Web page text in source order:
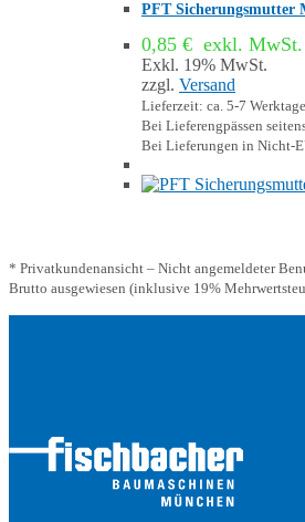
PFT Sicherungsmutter
0,85 € exkl. MwSt.
Exkl. 19% MwSt.
zzgl. Versand
Lieferzeit: ca. 5-7 Werktage
Bei Lieferengpässen
Bei Lieferungen in Nicht-
* Privatkundenansicht – Nicht angemeldeter
Brutto ausgewiesen (inklusive 19%